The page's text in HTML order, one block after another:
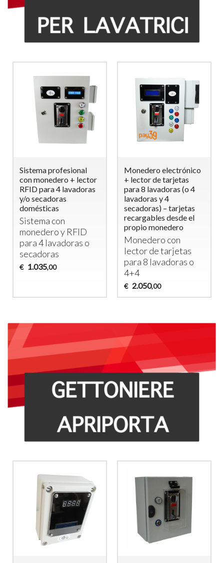
Sistema profesional
con monedero + lector
RFID para 4 lavadoras
y/o secadoras
domésticas
Sistema con
monedero y RFID
para 4 lavadoras o
secadoras
€ 1.035,00
Monedero electrónico
+ lector de tarjetas
para 8 lavadoras (o 4
lavadoras y 4
secadoras) – tarjetas
recargables desde el
propio monedero
Monedero con
lector de tarjetas
para 8 lavadoras o
4+4
€ 2.050,00